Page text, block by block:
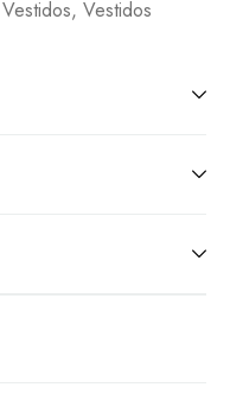
Vestidos, Vestidos